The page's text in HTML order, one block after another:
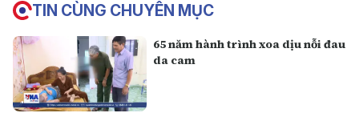
TIN CÙNG CHUYÊN MỤC
65 năm hành trình xoa dịu nỗi đau
da cam